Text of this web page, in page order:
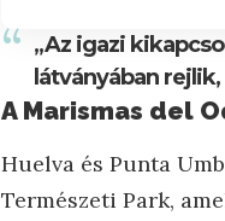
„Az igazi
látványában
A Marismas del
Huelva és Punta
Természeti Park,